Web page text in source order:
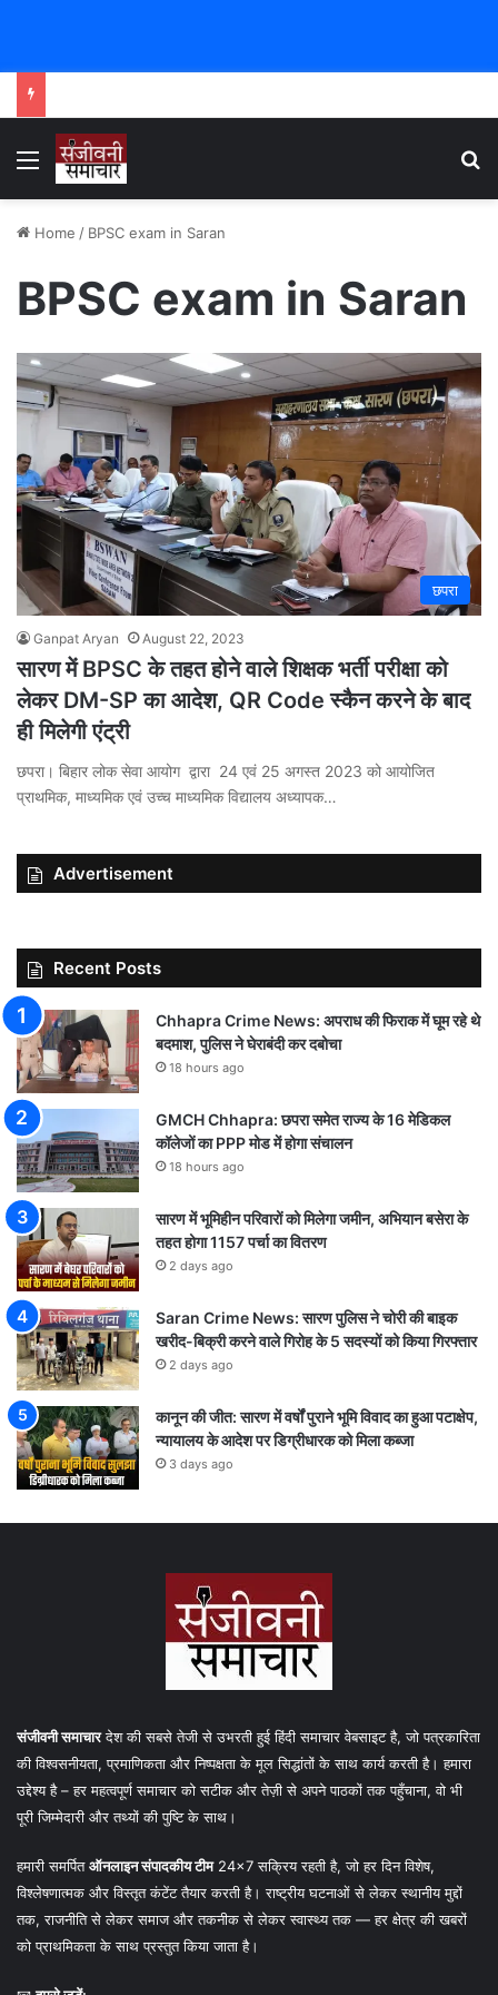
Menu
Home / BPSC exam in Saran
BPSC exam in Saran
छपरा
Ganpat Aryan August 22, 2023
सारण में BPSC के तहत होने वाले शिक्षक भर्ती परीक्षा को
लेकर DM-SP का आदेश, QR Code स्कैन करने के बाद
ही मिलेगी एंट्री
छपरा। बिहार लोक सेवा आयोग द्वारा 24 एवं 25 अगस्त 2023 को आयोजित
प्राथमिक, माध्यमिक एवं उच्च माध्यमिक विद्यालय अध्यापक…
Advertisement
Recent Posts
Chhapra Crime News: अपराध की फिराक में घूम रहे थे
बदमाश, पुलिस ने घेराबंदी कर दबोचा
18 hours ago
GMCH Chhapra: छपरा समेत राज्य के 16 मेडिकल
कॉलेजों का PPP मोड में होगा संचालन
18 hours ago
सारण में भूमिहीन परिवारों को मिलेगा जमीन, अभियान बसेरा के
तहत होगा 1157 पर्चा का वितरण
2 days ago
Saran Crime News: सारण पुलिस ने चोरी की बाइक
खरीद-बिक्री करने वाले गिरोह के 5 सदस्यों को किया गिरफ्तार
2 days ago
कानून की जीत: सारण में वर्षों पुराने भूमि विवाद का हुआ पटाक्षेप,
न्यायालय के आदेश पर डिग्रीधारक को मिला कब्जा
3 days ago
संजीवनी समाचारदेश की सबसे तेजी से उभरती हुई हिंदी समाचार वेबसाइट है, जो पत्रकारिता
की विश्वसनीयता, प्रमाणिकता और निष्पक्षता के मूल सिद्धांतों के साथ कार्य करती है। हमारा
उद्देश्य है – हर महत्वपूर्ण समाचार को सटीक और तेज़ी से अपने पाठकों तक पहुँचाना, वो भी
पूरी जिम्मेदारी और तथ्यों की पुष्टि के साथ।
हमारी समर्पितऑनलाइन संपादकीय टीम24×7 सक्रिय रहती है, जो हर दिन विशेष,
विश्लेषणात्मक और विस्तृत कंटेंट तैयार करती है। राष्ट्रीय घटनाओं से लेकर स्थानीय मुद्दों
तक, राजनीति से लेकर समाज और तकनीक से लेकर स्वास्थ्य तक — हर क्षेत्र की खबरों
को प्राथमिकता के साथ प्रस्तुत किया जाता है।